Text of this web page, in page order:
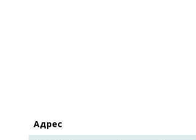
Адрес